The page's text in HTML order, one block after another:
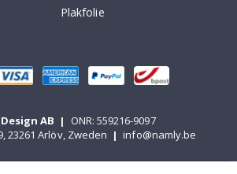
Plakfolie
AB |
ONR: 559216-9097
23261 Arlöv, Zweden | info@namly.be